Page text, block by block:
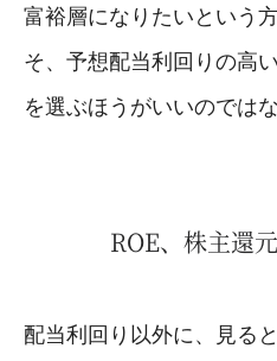
富裕層になりたいという
そ、予想配当利回りの高
を選ぶほうがいいのでは
ROE、株主還
配当利回り以外に、見る